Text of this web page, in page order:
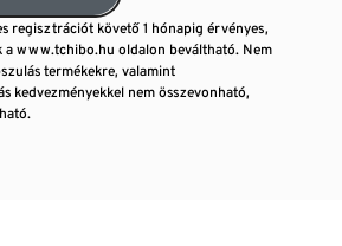
regisztrációt követő 1 hónapig érvényes,
a www.tchibo.hu oldalon beváltható. Nem
termékekre, valamint
kedvezményekkel nem összevonható,